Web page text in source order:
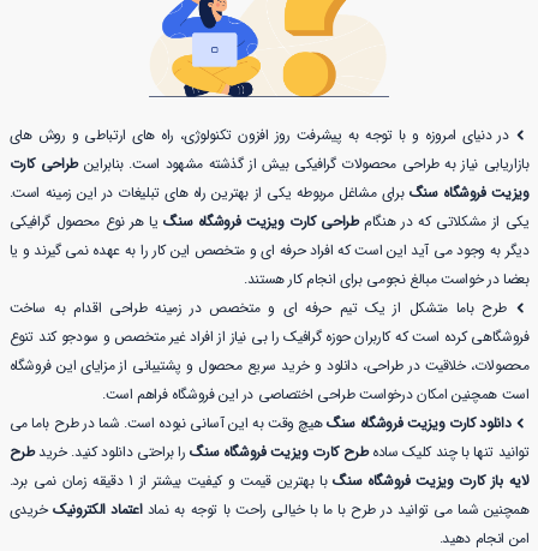
در دنیای امروزه و با توجه به پیشرفت روز افزون تکنولوژی، راه های ارتباطی و روش های
بازاریابی نیاز به طراحی محصولات گرافیکی بیش از گذشته مشهود است. بنابراینطراحی کارت
ویزیت فروشگاه سنگ برای مشاغل مربوطه یکی از بهترین راه های تبلیغات در این زمینه است.
یکی از مشکلاتی که در هنگامطراحی کارت ویزیت فروشگاه سنگ یا هر نوع محصول گرافیکی
دیگر به وجود می آید این است که افراد حرفه ای و متخصص این کار را به عهده نمی گیرند و یا
بعضا در خواست مبالغ نجومی برای انجام کار هستند.
طرح باما متشکل از یک تیم حرفه ای و متخصص در زمینه طراحی اقدام به ساخت
فروشگاهی کرده است که کاربران حوزه گرافیک را بی نیاز از افراد غیر متخصص و سودجو کند تنوع
محصولات، خلاقیت در طراحی، دانلود و خرید سریع محصول و پشتیبانی از مزایای این فروشگاه
است همچنین امکان درخواست طراحی اختصاصی در این فروشگاه فراهم است.
دانلود کارت ویزیت فروشگاه سنگهیچ وقت به این آسانی نبوده است. شما در طرح باما می
توانید تنها با چند کلیک سادهطرح کارت ویزیت فروشگاه سنگ را براحتی دانلود کنید. خریدطرح
لایه باز کارت ویزیت فروشگاه سنگ
با بهترین قیمت و کیفیت بیشتر از 1 دقیقه زمان نمی برد.
همچنین شما می توانید در طرح با ما با خیالی راحت با توجه به نماداعتماد الکترونیکخریدی
امن انجام دهید.